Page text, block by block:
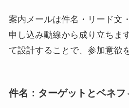
案内メールは件名・リード文
申し込み動線から成り立ちま
て設計することで、参加意欲
件名：ターゲットとベネフ